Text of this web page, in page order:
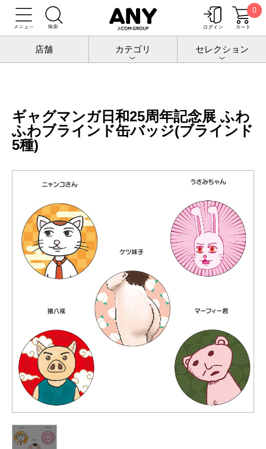
0
店舗 カテゴリ セレクション
トップ
増田こうすけ劇場 ギャグマンガ日和25周年記念展
グッズ
ギャグマンガ日和25周年記念展 ふわふわブラインド缶バッジ(ブラインド5
ギャグマンガ日和25周年記念展 ふわ
ふわブラインド缶バッジ(ブラインド
5種)